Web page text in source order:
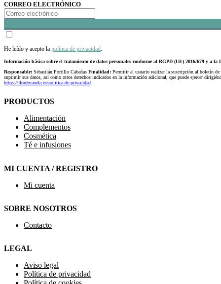
CORREO ELECTRÓNICO
He leído y acepto la política de privacidad.
Información básica sobre el tratamiento de datos personales conforme al RGPD (UE) 2016/679 y a la
Responsable: Sebastián Portillo Cabañas Finalidad: Permitir al usuario realizar la suscripción al boletín
suprimir sus datos, así como otros derechos indicados en la información adicional, que puede ejercer
https://flordecanela.es/politica-de-privacidad
PRODUCTOS
Alimentación
Complementos
Cosmética
Té e infusiones
MI CUENTA / REGISTRO
Mi cuenta
SOBRE NOSOTROS
Contacto
LEGAL
Aviso legal
Política de privacidad